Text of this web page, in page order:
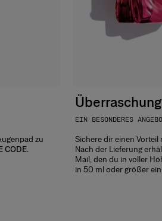
zu
CODE.
EIN BESONDERES
Sichere dir einen Vorteil
Nach der Lieferung
Mail, den du in voller
in 50 ml oder größer